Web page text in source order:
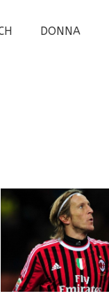
DONNA